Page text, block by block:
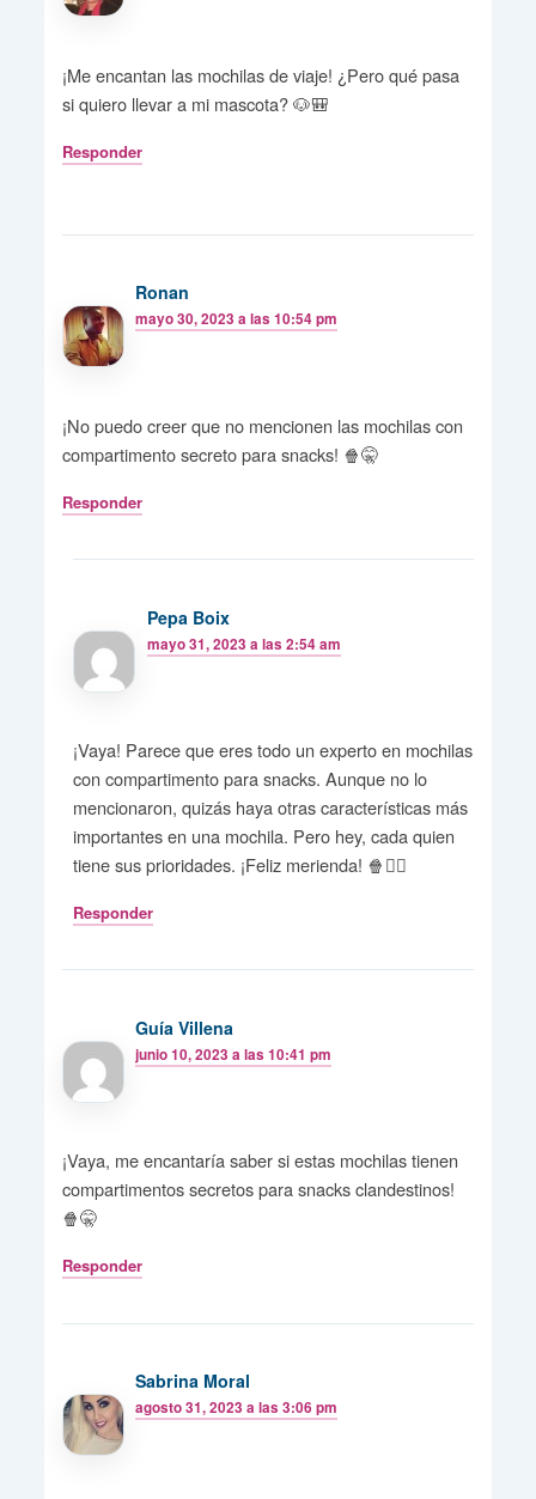
¡Me encantan las mochilas de viaje! ¿Pero qué pasa
si quiero llevar a mi mascota? 🐶🎒
Responder
Ronan
mayo 30, 2023 a las 10:54 pm
¡No puedo creer que no mencionen las mochilas con
compartimento secreto para snacks! 🍿🤫
Responder
Pepa Boix
mayo 31, 2023 a las 2:54 am
¡Vaya! Parece que eres todo un experto en mochilas
con compartimento para snacks. Aunque no lo
mencionaron, quizás haya otras características más
importantes en una mochila. Pero hey, cada quien
tiene sus prioridades. ¡Feliz merienda! 🍿🤷‍♂️
Responder
Guía Villena
junio 10, 2023 a las 10:41 pm
¡Vaya, me encantaría saber si estas mochilas tienen
compartimentos secretos para snacks clandestinos!
🍿🤫
Responder
Sabrina Moral
agosto 31, 2023 a las 3:06 pm